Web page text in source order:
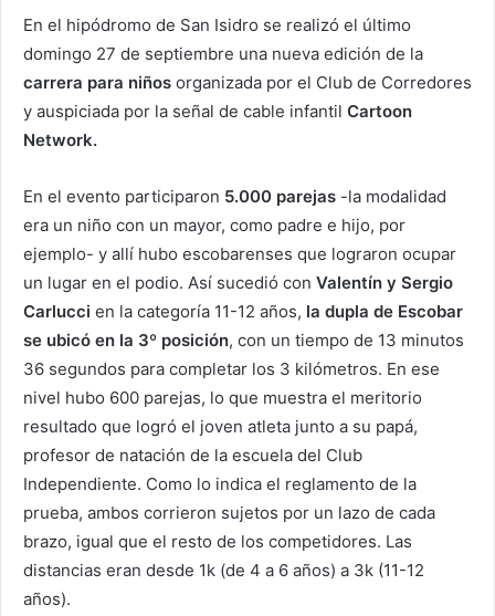
En el hipódromo de San Isidro se realizó el último
domingo 27 de septiembre una nueva edición de la
carrera para niños organizada por el Club de Corredores
y auspiciada por la señal de cable infantil Cartoon
Network.
En el evento participaron 5.000 parejas -la modalidad
era un niño con un mayor, como padre e hijo, por
ejemplo- y allí hubo escobarenses que lograron ocupar
un lugar en el podio. Así sucedió con Valentín y Sergio
Carlucci en la categoría 11-12 años, la dupla de Escobar
se ubicó en la 3º posición, con un tiempo de 13 minutos
36 segundos para completar los 3 kilómetros. En ese
nivel hubo 600 parejas, lo que muestra el meritorio
resultado que logró el joven atleta junto a su papá,
profesor de natación de la escuela del Club
Independiente. Como lo indica el reglamento de la
prueba, ambos corrieron sujetos por un lazo de cada
brazo, igual que el resto de los competidores. Las
distancias eran desde 1k (de 4 a 6 años) a 3k (11-12
años).